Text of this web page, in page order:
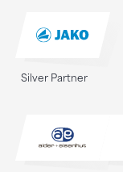
Silver Partner